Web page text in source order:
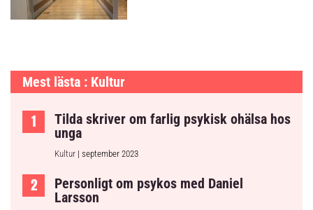
Mest lästa : Kultur
Tilda skriver om farlig psykisk ohälsa hos
unga
Kultur | september 2023
Personligt om psykos med Daniel
Larsson